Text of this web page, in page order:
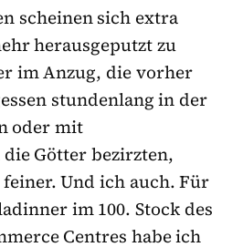
scheinen sich extra
herausgeputzt zu
im Anzug, die vorher
stundenlang in der
oder mit
Götter bezirzten,
Und ich auch. Für
im 100. Stock des
Centres habe ich